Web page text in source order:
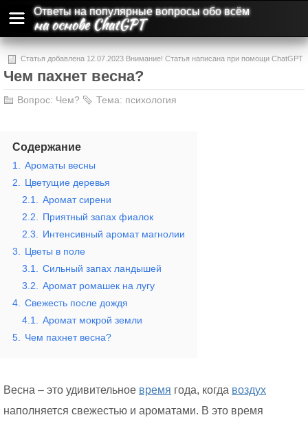
Ответы на популярные вопросы обо всём
на основе ChatGPT
Статья добавлена 12.07.2023 Внимание! Статья написана при помощи ChatGPT
и может содержать ошибки и неточности.
Чем пахнет весна?
Вопрос: Чем? Тема: психология
Содержание
1.
Ароматы весны
2.
Цветущие деревья
2.1.
Аромат сирени
2.2.
Приятный запах фиалок
2.3.
Интенсивный аромат магнолии
3.
Цветы в поле
3.1.
Сильный запах ландышей
3.2.
Аромат ромашек на лугу
4.
Свежесть после дождя
4.1.
Аромат мокрой земли
5.
Чем пахнет весна?
Весна – это удивительное время года, когда воздух
наполняется свежестью и ароматами. В это время